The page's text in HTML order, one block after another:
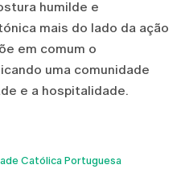
humilde e
mais do lado da ação
em comum o
uma comunidade
e a hospitalidade.
Católica Portuguesa